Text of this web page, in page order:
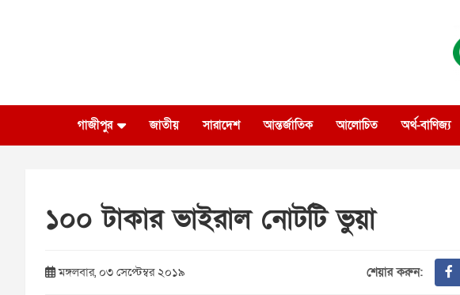
গাজীপুর জাতীয় সারাদেশ আন্তর্জাতিক আলোচিত অর্থ-বাণিজ্য
১০০ টাকার ভাইরাল নোটটি ভুয়া
মঙ্গলবার, ০৩ সেপ্টেম্বর ২০১৯ শেয়ার করুন: